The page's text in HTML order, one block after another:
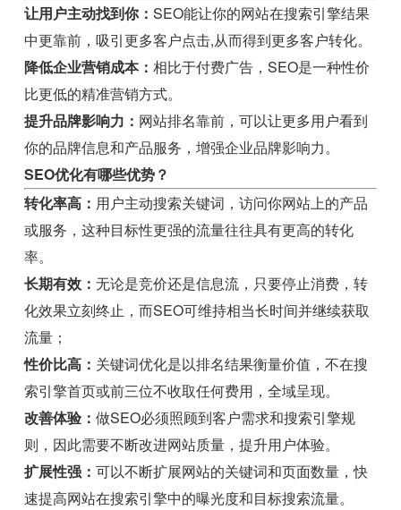
让用户主动找到你：SEO能让你的网站在搜索引擎结果
中更靠前，吸引更多客户点击,从而得到更多客户转化。
降低企业营销成本：相比于付费广告，SEO是一种性价
比更低的精准营销方式。
提升品牌影响力： 网站排名靠前，可以让更多用户看到
你的品牌信息和产品服务，增强企业品牌影响力。
SEO优化有哪些优势？
转化率高： 用户主动搜索关键词，访问你网站上的产品
或服务，这种目标性更强的流量往往具有更高的转化
率。
长期有效：无论是竞价还是信息流，只要停止消费，转
化效果立刻终止，而SEO可维持相当长时间并继续获取
流量；
性价比高： 关键词优化是以排名结果衡量价值，不在搜
索引擎首页或前三位不收取任何费用，全域呈现。
改善体验：做SEO必须照顾到客户需求和搜索引擎规
则，因此需要不断改进网站质量，提升用户体验。
扩展性强：可以不断扩展网站的关键词和页面数量，快
速提高网站在搜索引擎中的曝光度和目标搜索流量。